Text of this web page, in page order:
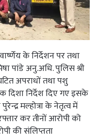
के निर्देशन पर तथा
पांडे अनु.अधि. पुलिस श्री
अपराधों तथा पशु
निर्देश दिए गए इसके
मल्होत्रा के नेतृत्व में
कर तीनों आरोपी को
की संलिप्तता